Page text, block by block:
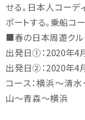
せる。日本人コー
ポートする。乗船コ
■春の日本周遊ク
出発日①：2020年4月
出発日②：2020年4月
コース：横浜～清
山～青森～横浜